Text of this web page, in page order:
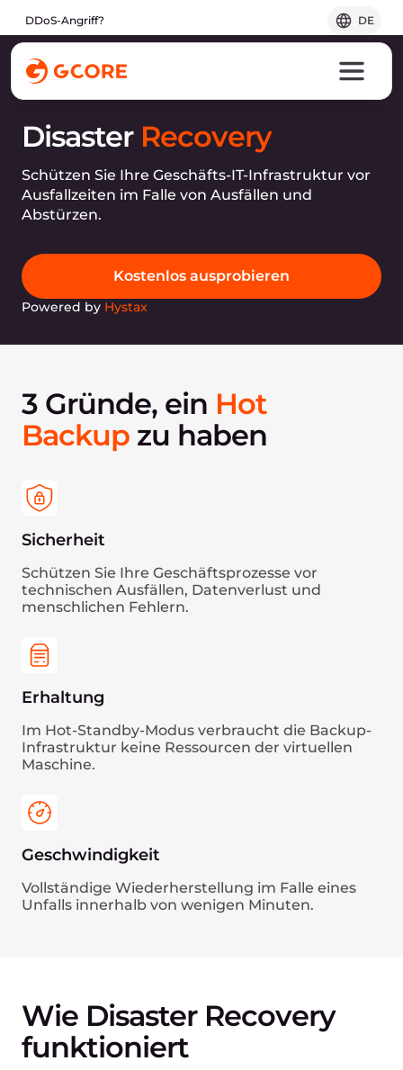
DDoS-Angriff? DE
Disaster Recovery
Schützen Sie Ihre Geschäfts-IT-Infrastruktur vor
Ausfallzeiten im Falle von Ausfällen und
Abstürzen.
Kostenlos ausprobieren
Powered by Hystax
3 Gründe, ein Hot
Backup zu haben
Sicherheit
Schützen Sie Ihre Geschäftsprozesse vor
technischen Ausfällen, Datenverlust und
menschlichen Fehlern.
Erhaltung
Im Hot-Standby-Modus verbraucht die Backup-
Infrastruktur keine Ressourcen der virtuellen
Maschine.
Geschwindigkeit
Vollständige Wiederherstellung im Falle eines
Unfalls innerhalb von wenigen Minuten.
Wie Disaster Recovery
funktioniert